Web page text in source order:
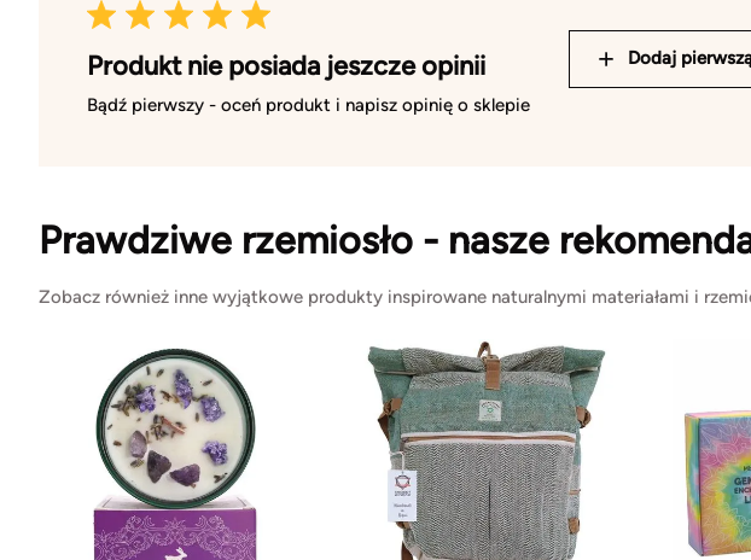
Produkt nie posiada jeszcze opinii
Bądź pierwszy - oceń produkt i napisz opinię o sklepie
Dodaj
Prawdziwe rzemiosło - nasze
Zobacz również inne wyjątkowe produkty inspirowane naturalnymi materiałami i